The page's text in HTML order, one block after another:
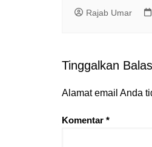
Rajab Umar
Tinggalkan
Alamat email Anda
Komentar *